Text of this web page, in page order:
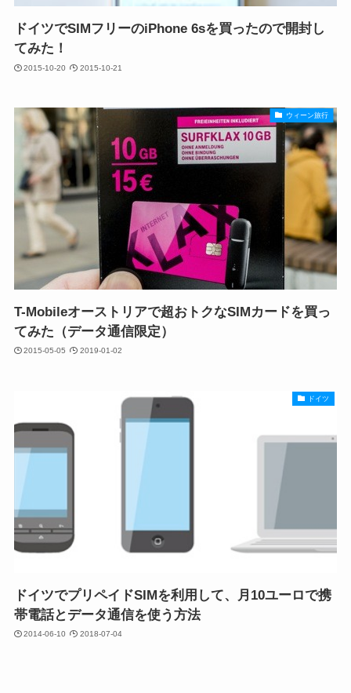
ドイツでSIMフリーのiPhone 6sを買ったので開封し
てみた！
2015-10-20 2015-10-21
ウィーン旅行
T-Mobileオーストリアで超おトクなSIMカードを買っ
てみた（データ通信限定）
2015-05-05 2019-01-02
ドイツ
ドイツでプリペイドSIMを利用して、月10ユーロで携
帯電話とデータ通信を使う方法
2014-06-10 2018-07-04